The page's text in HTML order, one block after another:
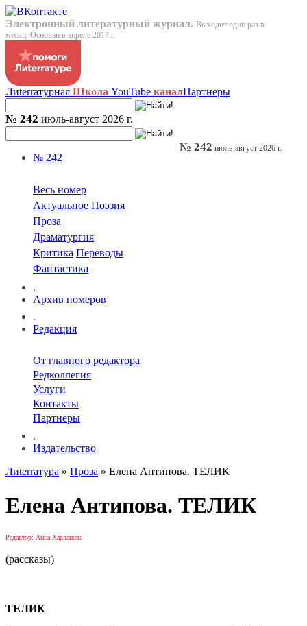
Электронный литературный журнал. Выходит один раз в
месяц. Основан в апреле 2014 г.
Лиterraтурная Школа YouTube каналПартнеры
№ 242 июль-август 2026 г.
№ 242
Весь номер
Актуальное Поэзия
Проза
Драматургия
Критика Переводы
Фантастика
.
Архив номеров
.
Редакция
От главного редактора
Редколлегия
Услуги
Контакты
Партнеры
.
Издательство
№ 242 июль-август 2026 г.
Лиterraтура » Проза » Елена Антипова. ТЕЛИК
Елена Антипова. ТЕЛИК
Редактор: Анна Харланова
(рассказы)
ТЕЛИК